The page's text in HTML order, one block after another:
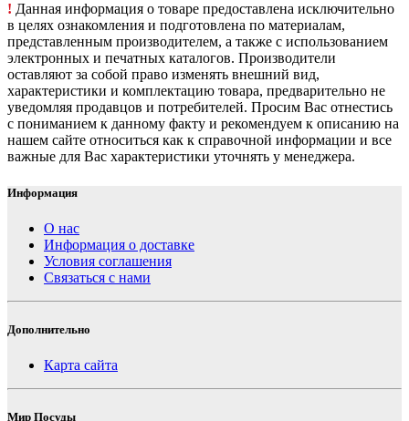
! Данная информация о товаре предоставлена исключительно
в целях ознакомления и подготовлена по материалам,
представленным производителем, а также с использованием
электронных и печатных каталогов. Производители
оставляют за собой право изменять внешний вид,
характеристики и комплектацию товара, предварительно не
уведомляя продавцов и потребителей. Просим Вас отнестись
с пониманием к данному факту и рекомендуем к описанию на
нашем сайте относиться как к справочной информации и все
важные для Вас характеристики уточнять у менеджера.
Информация
О нас
Информация о доставке
Условия соглашения
Связаться с нами
Дополнительно
Карта сайта
Мир Посуды